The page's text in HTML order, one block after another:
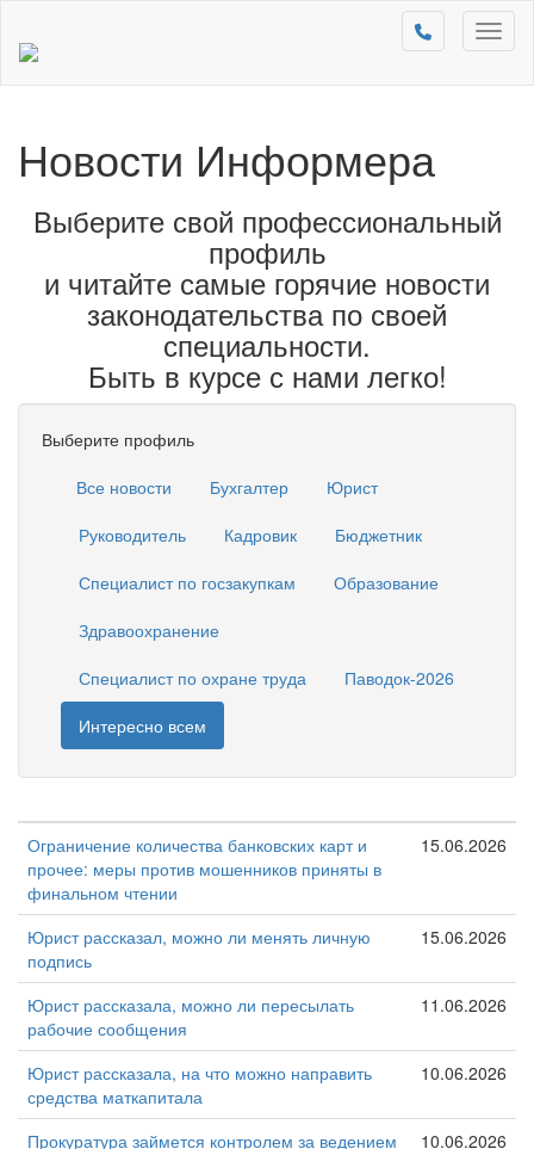
Новости Информера
Выберите свой профессиональный
профиль
и читайте самые горячие новости
законодательства по своей
специальности.
Быть в курсе с нами легко!
Выберите профиль
Все новости
Бухгалтер
Юрист
Руководитель
Кадровик
Бюджетник
Специалист по госзакупкам
Образование
Здравоохранение
Специалист по охране труда
Паводок-2026
Интересно всем
Ограничение количества банковских карт и
прочее: меры против мошенников приняты в
финальном чтении
15.06.2026
Юрист рассказал, можно ли менять личную
подпись
15.06.2026
Юрист рассказала, можно ли пересылать
рабочие сообщения
11.06.2026
Юрист рассказала, на что можно направить
средства маткапитала
10.06.2026
Прокуратура займется контролем за ведением
10.06.2026